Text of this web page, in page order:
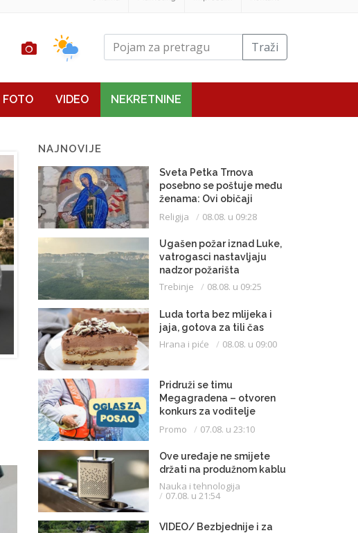
Traži
FOTO VIDEO NEKRETNINE
NAJNOVIJE
Sveta Petka Trnova
posebno se poštuje među
ženama: Ovi običaji
vijekovima se čuvaju
Religija 08.08. u 09:28
Ugašen požar iznad Luke,
vatrogasci nastavljaju
nadzor požarišta
Trebinje 08.08. u 09:25
Luda torta bez mlijeka i
jaja, gotova za tili čas
Hrana i piće 08.08. u 09:00
Pridruži se timu
Megagradena – otvoren
konkurs za voditelje
gradilišta
Promo 07.08. u 23:10
Ove uređaje ne smijete
držati na produžnom kablu
Nauka i tehnologija
07.08. u 21:54
VIDEO/ Bezbjednije i za